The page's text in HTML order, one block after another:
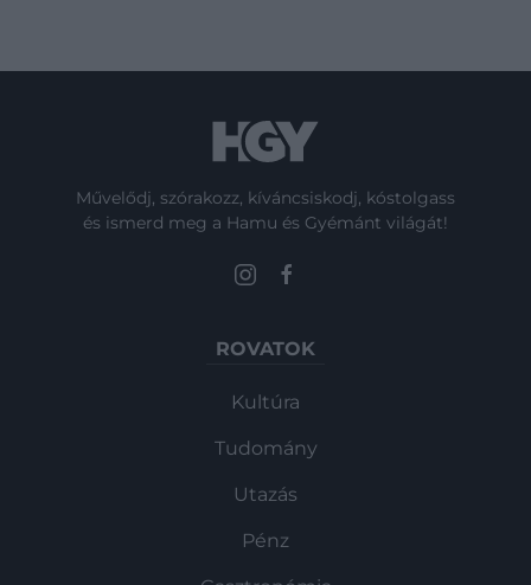
Művelődj, szórakozz, kíváncsiskodj, kóstolgass
és ismerd meg a Hamu és Gyémánt világát!
ROVATOK
Kultúra
Tudomány
Utazás
Pénz